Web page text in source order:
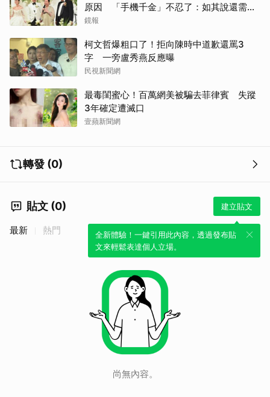
原因 「手機千金」不忍了：如其說還需要
離開嗎？
鏡報
柯文哲爆粗口了！拒向陳時中道歉還罵3
字 一旁盧秀燕反應曝
民視新聞網
最毒閨蜜心！百萬網美被騙去菲律賓 失蹤
3年確定遭滅口
壹蘋新聞網
轉發 (0)
貼文 (0) 建立貼文
全新體驗！一鍵引用此內容，透過發布貼
文來輕鬆表達個人立場。
最新 熱門
尚無內容。
取消